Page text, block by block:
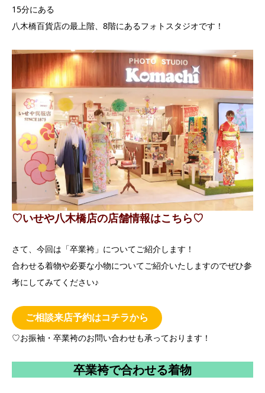
15分にある
八木橋百貨店の最上階、8階にあるフォトスタジオです！
♡いせや八木橋店の店舗情報はこちら♡
さて、今回は「卒業袴」についてご紹介します！
合わせる着物や必要な小物についてご紹介いたしますのでぜひ参
考にしてみてください♪
ご相談来店予約はコチラから
♡お振袖・卒業袴のお問い合わせも承っております！
卒業袴で合わせる着物